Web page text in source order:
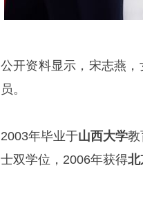
公开资料显示，宋志燕
员。
2003年毕业于山西大学教
士双学位，2006年获得北